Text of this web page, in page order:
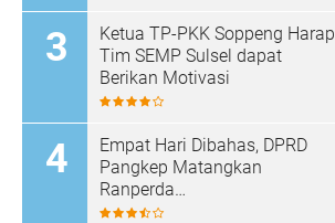
Ketua TP-PKK Soppeng Harap
Tim SEMP Sulsel dapat
Berikan Motivasi
Empat Hari Dibahas, DPRD
Pangkep Matangkan
Ranperda
Pertanggungjawaban APBD